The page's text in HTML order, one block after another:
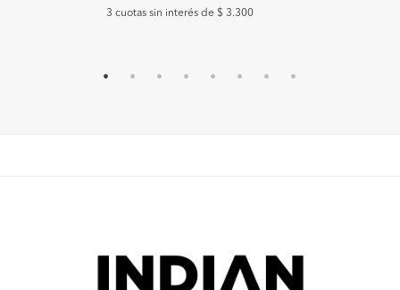
3 cuotas sin interés de $ 3.300